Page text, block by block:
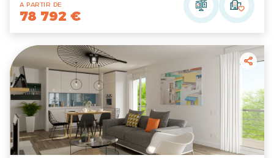
A PARTIR DE
78 792 €